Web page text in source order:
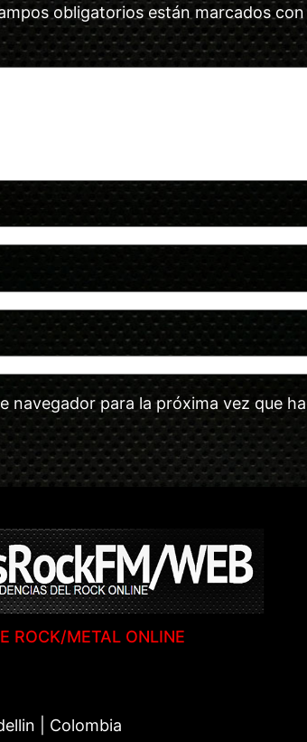
obligatorios están marcados
para la próxima vez que
ROCK/METAL ONLINE
| Colombia